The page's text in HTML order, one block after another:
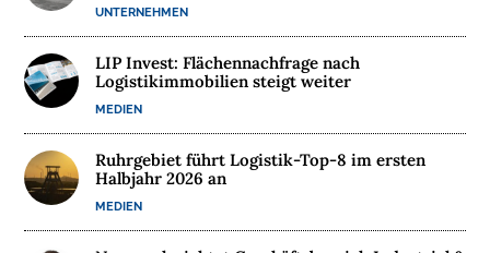
A
M
UNTERNEHMEN
LIP Invest: Flächennachfrage nach
Logistikimmobilien steigt weiter
MEDIEN
Ruhrgebiet führt Logistik-Top-8 im ersten
Halbjahr 2026 an
MEDIEN